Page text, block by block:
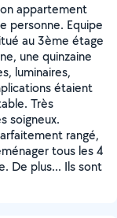
appartement
personne. Equipe
au 3ème étage
une quinzaine
luminaires,
étaient
Très
soigneux.
rangé,
tous les 4
De plus... Ils sont